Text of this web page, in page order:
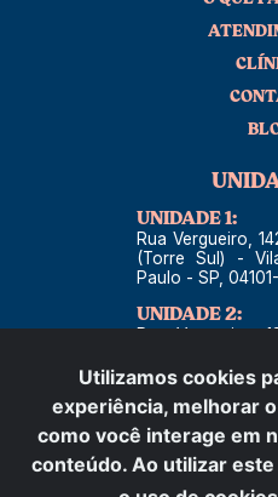
Utilizamos cookies
experiência, melhorar
como você interage em
conteúdo. Ao utilizar
UNIDADE 1:
Rua Vergueiro,
(Torre Sul) -
Paulo - SP,
UNIDADE 2:
Rua Vergueiro,
Paulo - SP,
55 (11)